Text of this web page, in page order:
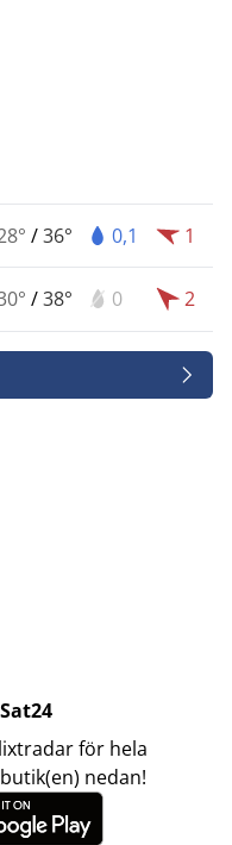
/36° 0,1 1
/38° 0 2
för hela
nedan!